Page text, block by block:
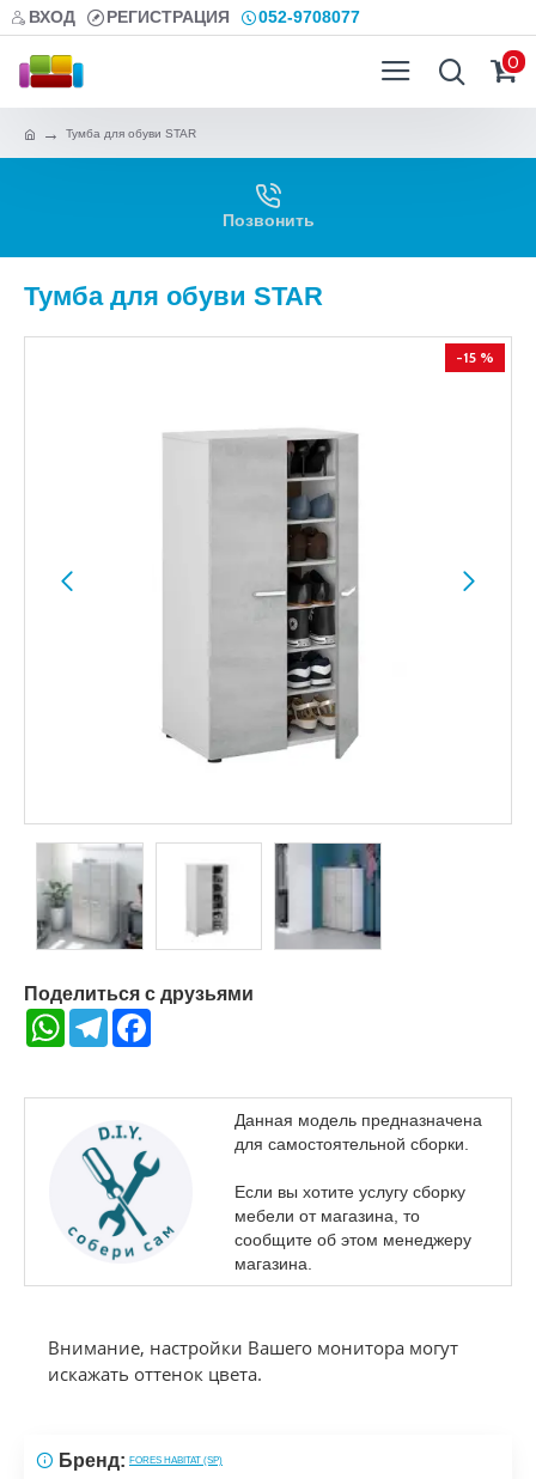
ВХОД РЕГИСТРАЦИЯ 052-9708077
0
Тумба для обуви STAR
Позвонить
Тумба для обуви STAR
-15 %
Поделиться с друзьями
WhatsAppTelegram
Данная модель предназначена
для самостоятельной сборки.
Если вы хотите услугу сборку
мебели от магазина, то
сообщите об этом менеджеру
магазина.
Внимание, настройки Вашего монитора могут
искажать оттенок цвета.
Бренд: FORES HABITAT (SP)